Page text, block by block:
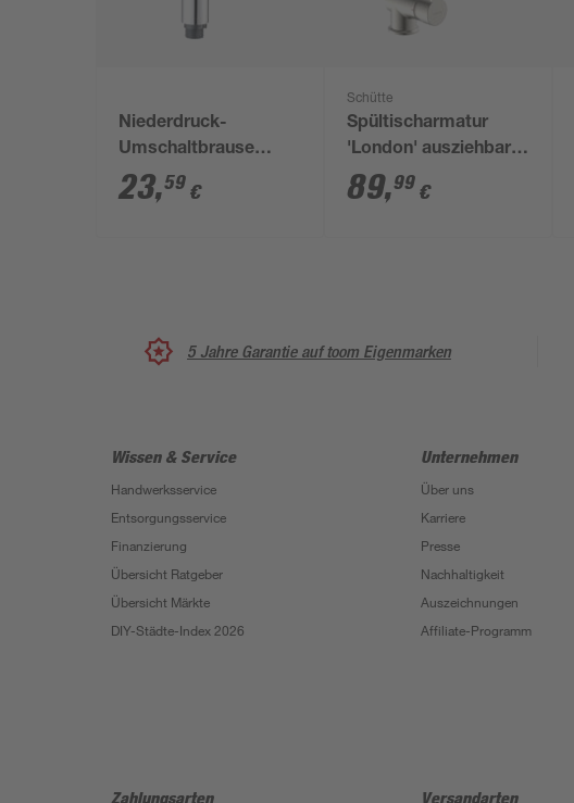
Niederdruck-
Umschaltbrause
verchromt 1/2"
23,59 €
Schütte
Spültischarmatur
'London' ausziehbar
edelstahlfarben
89,99 €
5 Jahre Garantie auf toom Eigenmarken
Wissen & Service
Handwerksservice
Entsorgungsservice
Finanzierung
Übersicht Ratgeber
Übersicht Märkte
DIY-Städte-Index 2026
Unternehmen
Über uns
Karriere
Presse
Nachhaltigkeit
Auszeichnungen
Affiliate-Programm
Zahlungsarten Versandarten